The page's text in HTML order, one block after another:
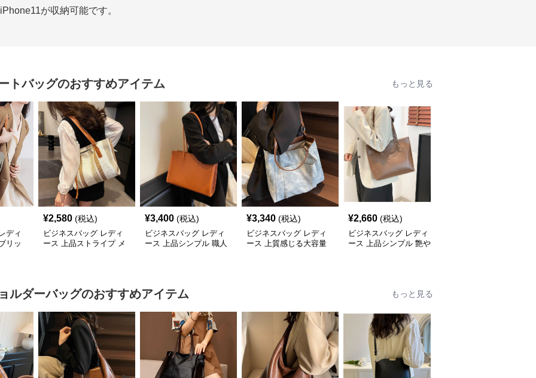
が収納可能です。
トバッグのおすすめアイテム もっと見る
ディ
リッ
¥2,580 (税込)
ビジネスバッグ レディ
ース 上品ストライプ メ
¥3,400 (税込)
ビジネスバッグ レディ
ース 上品シンプル 職人
¥3,340 (税込)
ビジネスバッグ レディ
ース 上質感じる大容量
¥2,660 (税込)
ビジネスバッグ レディ
ース 上品シンプル 艶や
ルダーバッグのおすすめアイテム もっと見る